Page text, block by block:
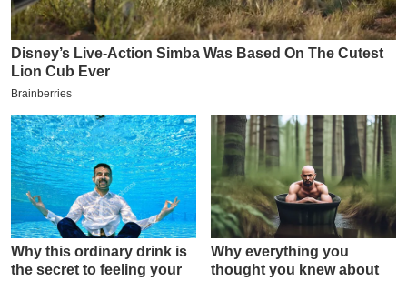
म
ई
-
पे
प
र
मि
सा
ल
बे